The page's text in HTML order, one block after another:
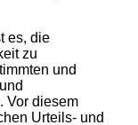
es, die
zu
und
Vor diesem
Urteils- und